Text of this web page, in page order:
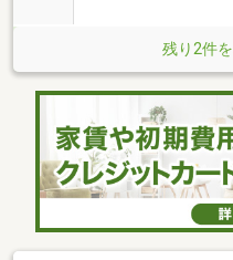
残り2件